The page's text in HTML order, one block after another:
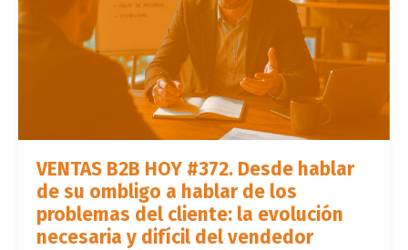
VENTAS B2B HOY #372. Desde hablar
de su ombligo a hablar de los
problemas del cliente: la evolución
necesaria y difícil del vendedor